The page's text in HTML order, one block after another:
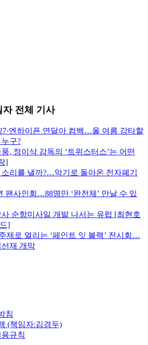
자 전체 기사
엔하이픈 연달아 컴백…올 여름 강타할
구?
, 정이삭 감독의 ‘트위스터스’는 어떤
]
리를 낼까?…악기로 돌아온 전자폐기
팬사인회…88명만 ‘완전체’ 만날 수 있
순항미사일 개발 나서는 유럽 [최현호
]
제로 열리는 ‘페인트 잇 블랙’ 전시회…
선재 개막
침
(책임자:김경두)
규칙